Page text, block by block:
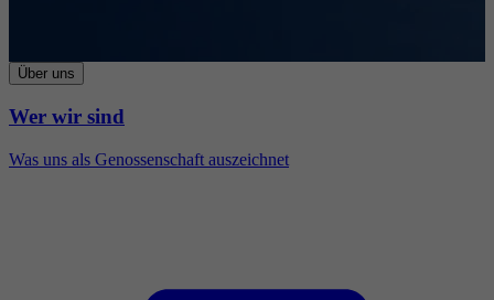
Über uns
Wer wir sind
Was uns als Genossenschaft auszeichnet